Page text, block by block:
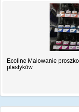
Ecoline Malowanie
plastyków